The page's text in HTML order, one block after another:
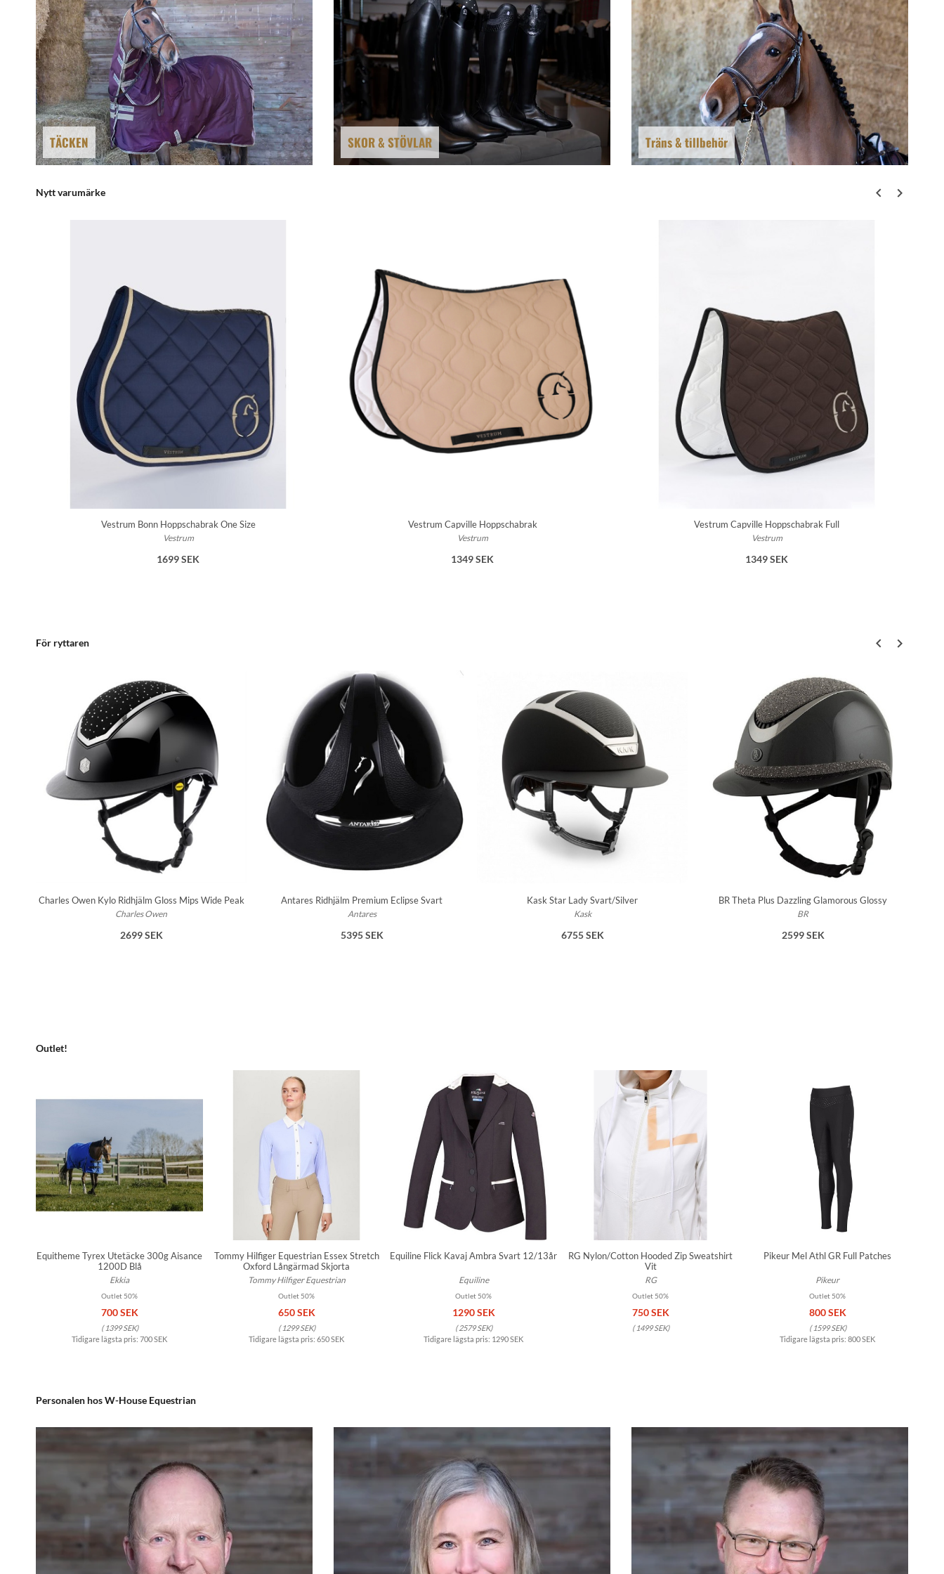
TÄCKEN SKOR & STÖVLAR Träns & tillbehör
Nytt varumärke
Vestrum Bonn Hoppschabrak One Size
Vestrum
1699 SEK
Vestrum Capville Hoppschabrak
Vestrum
1349 SEK
Vestrum Capville Hoppschabrak Full
Vestrum
1349 SEK
För ryttaren
Charles Owen Kylo Ridhjälm Gloss Mips Wide Peak
Charles Owen
2699 SEK
Antares Ridhjälm Premium Eclipse Svart
Antares
5395 SEK
Kask Star Lady Svart/Silver
Kask
6755 SEK
BR Theta Plus Dazzling Glamorous Glossy
BR
2599 SEK
Outlet!
Equitheme Tyrex Utetäcke 300g Aisance
1200D Blå
Ekkia
Outlet 50%
700 SEK
(1399 SEK)
Tidigare lägsta pris: 700 SEK
Tommy Hilfiger Equestrian Essex Stretch
Oxford Långärmad Skjorta
Tommy Hilfiger Equestrian
Outlet 50%
650 SEK
(1299 SEK)
Tidigare lägsta pris: 650 SEK
Equiline Flick Kavaj Ambra Svart 12/13år
Equiline
Outlet 50%
1290 SEK
(2579 SEK)
Tidigare lägsta pris: 1290 SEK
RG Nylon/Cotton Hooded Zip Sweatshirt
Vit
RG
Outlet 50%
750 SEK
(1499 SEK)
Pikeur Mel Athl GR Full Patches
Pikeur
Outlet 50%
800 SEK
(1599 SEK)
Tidigare lägsta pris: 800 SEK
Personalen hos W-House Equestrian